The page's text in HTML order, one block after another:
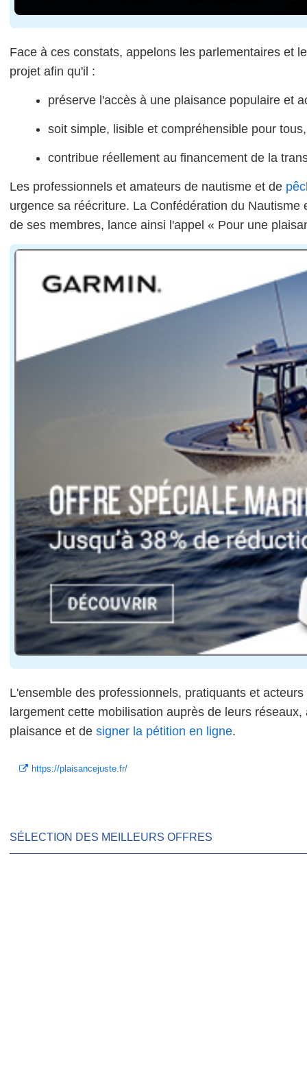
Face à ces constats, appelons les parlementaires et
projet afin qu'il :
préserve l'accès à une plaisance populaire et
soit simple, lisible et compréhensible pour tous,
contribue réellement au financement de la
Les professionnels et amateurs de nautisme et de
urgence sa réécriture. La Confédération du
de ses membres, lance ainsi l'appel « Pour une
L'ensemble des professionnels, pratiquants et
largement cette mobilisation auprès de leurs
plaisance et de signer la pétition en ligne.
https://plaisancejuste.fr/
SÉLECTION DES MEILLEURS OFFRES